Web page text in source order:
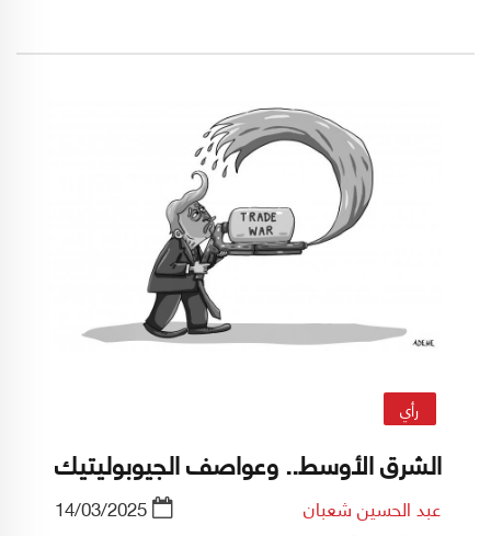
رأي
الشرق الأوسط.. وعواصف الجيوبوليتيك
عبد الحسين شعبان 14/03/2025